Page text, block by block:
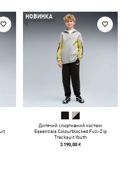
НОВИНКА
Дитячий спортивний костюм
Essentials Colourblocked Full-Zip
Tracksuit Youth
3 190,00 ₴